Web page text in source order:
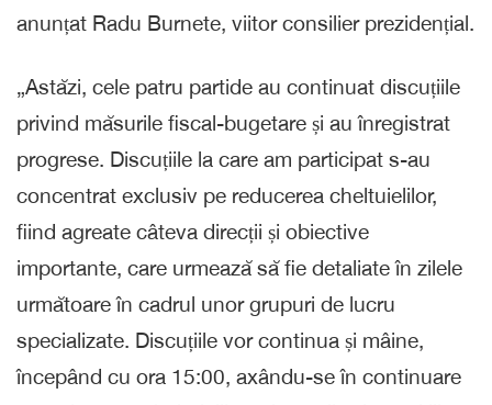
anunțat Radu Burnete, viitor consilier prezidențial.
„Astăzi, cele patru partide au continuat discuțiile
privind măsurile fiscal-bugetare și au înregistrat
progrese. Discuțiile la care am participat s-au
concentrat exclusiv pe reducerea cheltuielilor,
fiind agreate câteva direcții și obiective
importante, care urmează să fie detaliate în zilele
următoare în cadrul unor grupuri de lucru
specializate. Discuțiile vor continua și mâine,
începând cu ora 15:00, axându-se în continuare